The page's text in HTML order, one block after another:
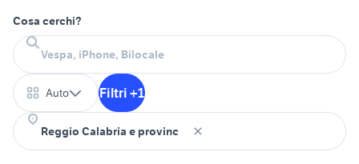
Cosa cerchi?
Auto Filtri +1